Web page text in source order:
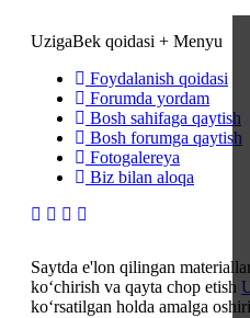
UzigaBek qoidasi + Menyu
Foydalanish qoidasi
Forumda yordam
Bosh sahifaga qaytish
Bosh forumga qaytish
Fotogalereya
Biz bilan aloqa
Saytda e'lon qilingan
ko‘chirish va qayta chop etish
ko‘rsatilgan holda amalga